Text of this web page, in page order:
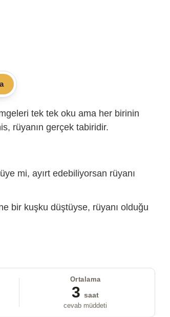
tek tek oku ama her birinin
rüyanın gerçek tabiridir.
mi, ayırt edebiliyorsan rüyanı
bir kuşku düştüyse, rüyanı olduğu
Ortalama
3 saat
cevab müddeti